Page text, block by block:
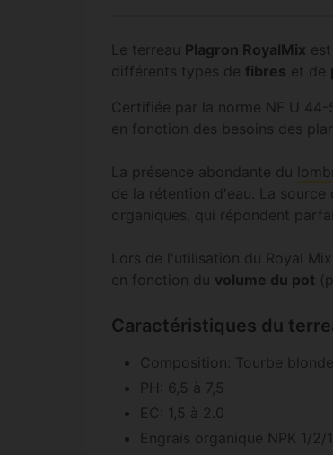
Le terreau Plagron RoyalMix
différents types de fibres et de
Certifiée par la norme NF U
en fonction des besoins des
La présence abondante du
de la rétention d'eau. La
organiques, qui répondent
Lors de l'utilisation du Royal
en fonction du volume du pot
Caractéristiques du
Composition: Tourbe
PH: 6,5 à 7,5
EC: 1,5 à 2.0
Engrais organique NPK 1/2/